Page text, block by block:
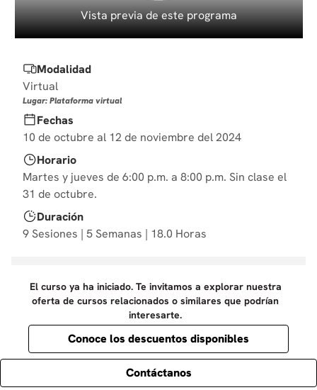
10. diseño Vista previa de este programa
Modalidad
Virtual
Lugar: Plataforma virtual
Fechas
10 de octubre al 12 de noviembre del 2024
Horario
Martes y jueves de 6:00 p.m. a 8:00 p.m. Sin clase el
31 de octubre.
Duración
9 Sesiones | 5 Semanas | 18.0 Horas
El curso ya ha iniciado. Te invitamos a explorar nuestra
oferta de cursos relacionados o similares que podrían
interesarte.
Conoce los descuentos disponibles
Contáctanos